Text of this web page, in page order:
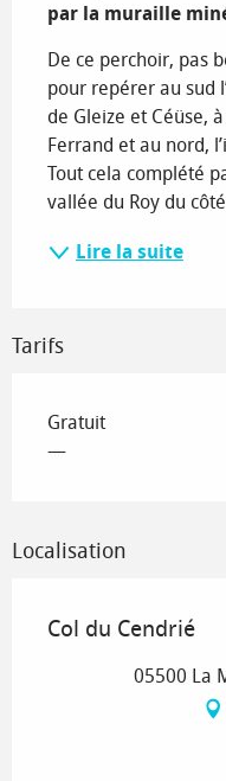
par la muraille
De ce perchoir, pas
pour repérer au sud
de Gleize et Céüse,
Ferrand et au nord,
Tout cela complété
vallée du Roy du
Lire la suite
Tarifs
Gratuit
—
Localisation
Col du Cendrié
05500 La